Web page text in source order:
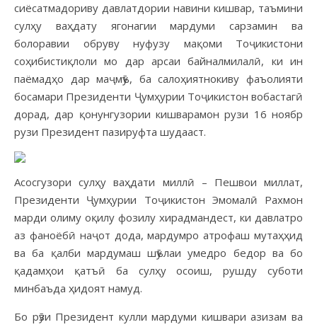
сиёсатмадориву давлатдории навини кишвар, таъмини
сулҳу ваҳдату ягонагии мардуми сарзамин ва
болоравии обруву нуфузу мақоми Тоҷикистони
соҳибистиқлоли мо дар арсаи байналмилалӣ, ки ин
паёмадҳо дар маҷмӯъ, ба салоҳиятнокиву фаъолияти
босамари Президенти Ҷумҳурии Тоҷикистон вобастагӣ
дорад, дар қонунгузории кишварамон рузи 16 ноябр
рузи Президент пазируфта шудааст.
Асосгузори сулҳу ваҳдати миллӣ – Пешвои миллат,
Президенти Ҷумҳурии Тоҷикистон Эмомалӣ Рахмон
марди олиму оқилу фозилу хирадмандест, ки давлатро
аз фаноёбӣ наҷот дода, мардумро атрофаш мутаҳҳид
ва ба қалби мардумаш шӯълаи умедро бедор ва бо
қадамҳои қатъӣ ба сулҳу осоиш, рушду суботи
минбаъда ҳидоят намуд.
Бо рӯзи Президент кулли мардуми кишвари азизам ва